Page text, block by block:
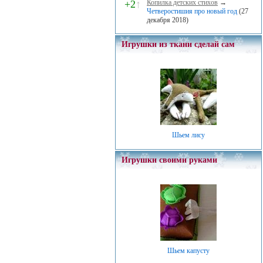
+2↑ Копилка детских стихов →
Четверостишия про новый год (27
декабря 2018)
Игрушки из ткани сделай сам
Шьем лису
Игрушки своими руками
Шьем капусту